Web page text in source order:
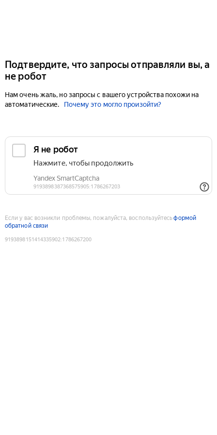
Подтвердите, что запросы отправляли вы, а
не робот
Нам очень жаль, но запросы с вашего устройства похожи на
автоматические.
Почему это могло произойти?
Если у вас возникли проблемы, пожалуйста, воспользуйтесьформой
обратной связи
9193898151414335902:1786267200